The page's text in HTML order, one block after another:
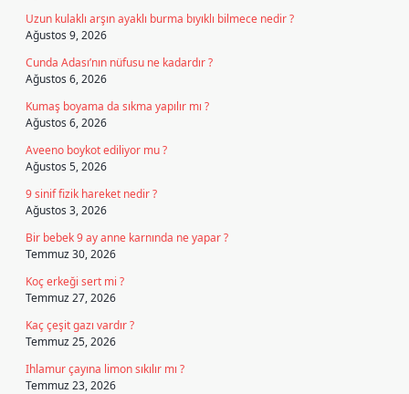
Uzun kulaklı arşın ayaklı burma bıyıklı bilmece nedir ?
Ağustos 9, 2026
Cunda Adası’nın nüfusu ne kadardır ?
Ağustos 6, 2026
Kumaş boyama da sıkma yapılır mı ?
Ağustos 6, 2026
Aveeno boykot ediliyor mu ?
Ağustos 5, 2026
9 sinif fizik hareket nedir ?
Ağustos 3, 2026
Bir bebek 9 ay anne karnında ne yapar ?
Temmuz 30, 2026
Koç erkeği sert mi ?
Temmuz 27, 2026
Kaç çeşit gazı vardır ?
Temmuz 25, 2026
Ihlamur çayına limon sıkılır mı ?
Temmuz 23, 2026